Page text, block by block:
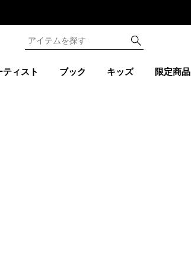
ィスト ブック キッズ 限定商品